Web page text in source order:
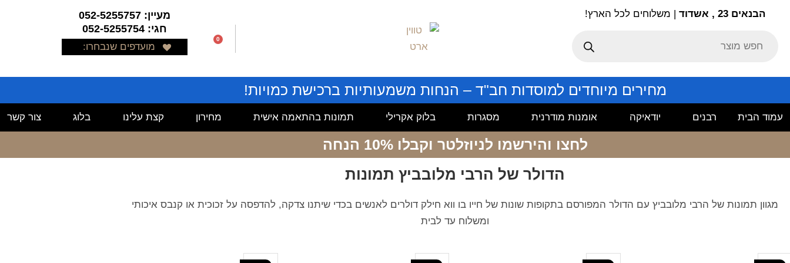
הבנאים 23 , אשדוד | משלוחים לכל הארץ!
0
מעיין: 052-5255757
חגי: 052-5255754
מועדפים שנבחרו:
מחירים מיוחדים למוסדות חב"ד – הנחות משמעותיות ברכישת כמויות!
עמוד הבית רבנים יודאיקה אומנות מודרנית מסגרות בלוק אקרילי תמונות בהתאמה אישית מחירון קצת עלינו בלוג צור קשר
לחצו והירשמו לניוזלטר וקבלו 10% הנחה
הדולר של הרבי מלובביץ תמונות
מגוון תמונות של הרבי מלובביץ עם הדולר המפורסם בתקופות שונות של חייו בו ווא חילק דולרים לאנשים בכדי שיתנו צדקה, להדפסה על זכוכית או קנבס איכותי
ומשלוח עד לבית